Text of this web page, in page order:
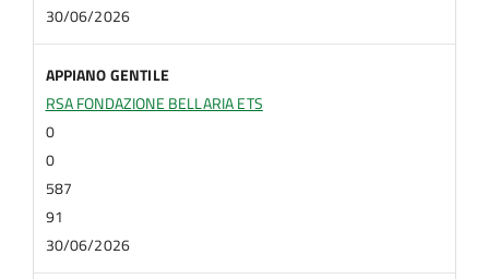
30/06/2026
APPIANO GENTILE
RSA FONDAZIONE BELLARIA ETS
0
0
587
91
30/06/2026